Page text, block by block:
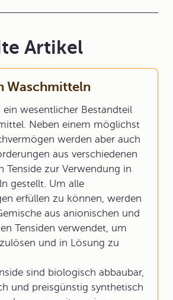
Artikel
Waschmitteln
ein wesentlicher Bestandteil
Neben einem möglichst
werden aber auch
aus verschiedenen
Tenside zur Verwendung in
gestellt. Um alle
erfüllen zu können, werden
aus anionischen und
Tensiden verwendet, um
und in Lösung zu
sind biologisch abbaubar,
und preisgünstig synthetisch